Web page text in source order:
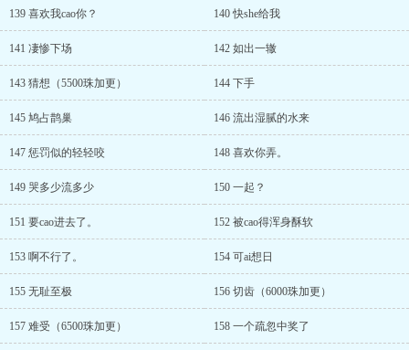
139 喜欢我cao你？ 140 快she给我
141 凄惨下场 142 如出一辙
143 猜想（5500珠加更） 144 下手
145 鸠占鹊巢 146 流出湿腻的水来
147 惩罚似的轻轻咬 148 喜欢你弄。
149 哭多少流多少 150 一起？
151 要cao进去了。 152 被cao得浑身酥软
153 啊不行了。 154 可ai想日
155 无耻至极 156 切齿（6000珠加更）
157 难受（6500珠加更） 158 一个疏忽中奖了